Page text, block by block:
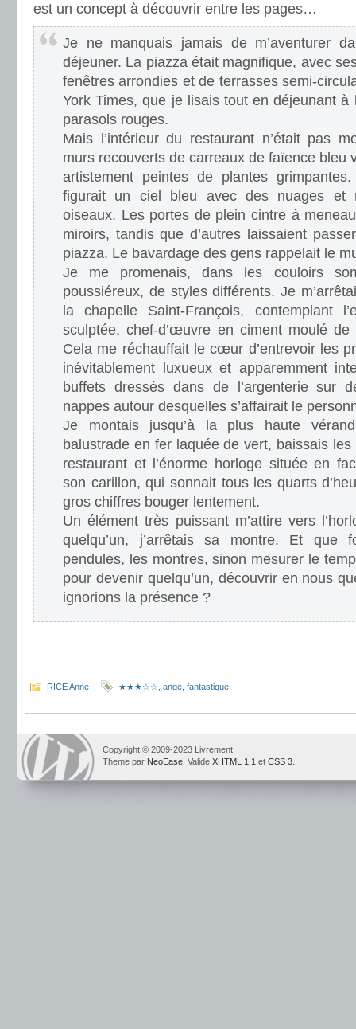
est un concept à découvrir entre les pages…
Je ne manquais jamais de m’aventurer
déjeuner. La piazza était magnifique, avec
fenêtres arrondies et de terrasses semi-
York Times, que je lisais tout en déjeunant à
parasols rouges.
Mais l’intérieur du restaurant n’était pas
murs recouverts de carreaux de faïence bleu
artistement peintes de plantes
figurait un ciel bleu avec des nuages et
oiseaux. Les portes de plein cintre à
miroirs, tandis que d’autres laissaient
piazza. Le bavardage des gens rappelait le
Je me promenais, dans les couloirs
poussiéreux, de styles différents. Je
la chapelle Saint-François, contemplant
sculptée, chef-d’œuvre en ciment moulé de
Cela me réchauffait le cœur d’entrevoir les
inévitablement luxueux et apparemment
buffets dressés dans de l’argenterie sur
nappes autour desquelles s’affairait le
Je montais jusqu’à la plus haute
balustrade en fer laquée de vert, baissais
restaurant et l’énorme horloge située en
son carillon, qui sonnait tous les quarts
gros chiffres bouger lentement.
Un élément très puissant m’attire vers
quelqu’un, j’arrêtais sa montre. Et que
pendules, les montres, sinon mesurer le
pour devenir quelqu’un, découvrir en nous
ignorions la présence ?
RICE Anne ★★★☆☆ ange fantastique
Copyright © 2009-2023 Livrement
Theme par NeoEase . Valide XHTML 1.1 et CSS 3